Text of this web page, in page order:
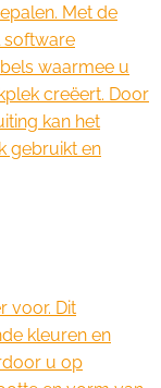
Met de
software
waarmee u
creëert. Door
kan het
gebruikt en
voor. Dit
kleuren en
u op